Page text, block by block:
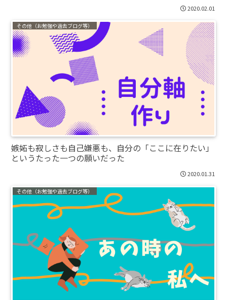
2020.02.01
その他（お勉強や過去ブログ等）
嫉妬も寂しさも自己嫌悪も、自分の「ここに在りたい」
というたった一つの願いだった
2020.01.31
その他（お勉強や過去ブログ等）